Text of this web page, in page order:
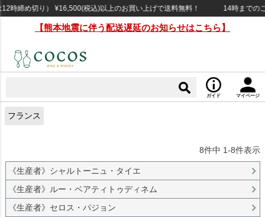
締め切り） ¥16,500(税込)以上のお買い上げで送料無料！ 14時までのご
【熊本地震に伴う配送遅延のお知らせはこちら】
ガイド マイページ
フランス
8件中 1-8件表示
《生産者》シャルトーニュ・タイエ
《生産者》ルー・ベアティトゥディネム
《生産者》セロス・パジョン